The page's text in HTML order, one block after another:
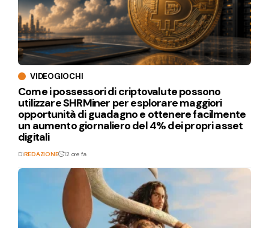
VIDEOGIOCHI
Come i possessori di criptovalute possono
utilizzare SHRMiner per esplorare maggiori
opportunità di guadagno e ottenere facilmente
un aumento giornaliero del 4% dei propri asset
digitali
DiREDAZIONE 12 ore fa